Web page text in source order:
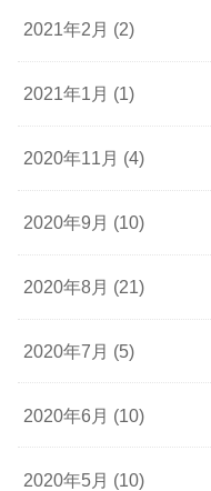
2021年2月 (2)
2021年1月 (1)
2020年11月 (4)
2020年9月 (10)
2020年8月 (21)
2020年7月 (5)
2020年6月 (10)
2020年5月 (10)